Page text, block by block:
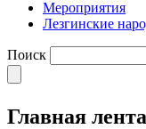
Мероприятия
Лезгинские
Поиск
Главная лента